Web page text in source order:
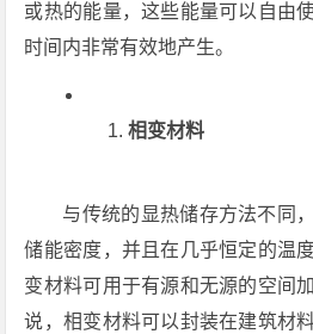
或热的能量，这些能量可以自由
时间内非常有效地产生。
相变材料
与传统的显热储存方法不同
储能密度，并且在几乎恒定的温
变材料可用于有源和无源的空间
说，相变材料可以封装在建筑材